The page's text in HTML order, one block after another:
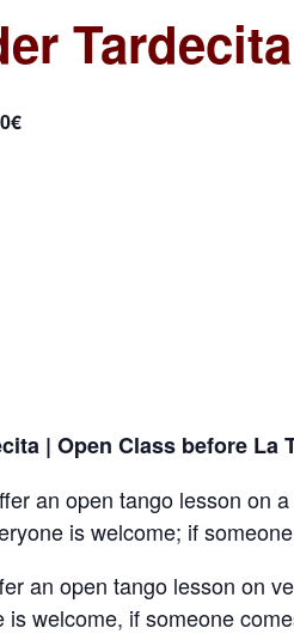
Tardecita
| Open Class before La
an open tango lesson on
is welcome; if
an open tango lesson on
welcome, if someone